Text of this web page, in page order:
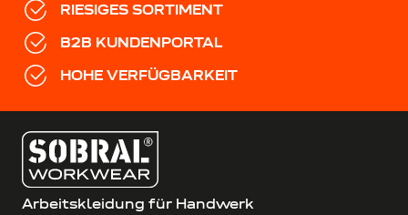
RIESIGES SORTIMENT
B2B KUNDENPORTAL
HOHE VERFÜGBARKEIT
Arbeitskleidung für Handwerk